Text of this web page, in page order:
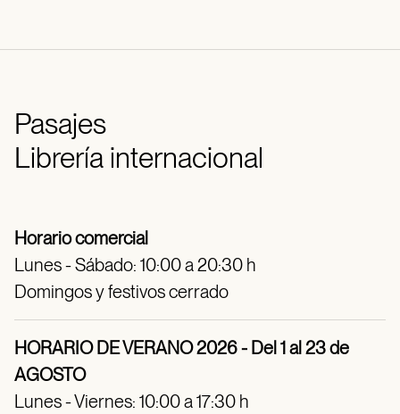
Pasajes
Librería internacional
Horario comercial
Lunes - Sábado: 10:00 a 20:30 h
Domingos y festivos cerrado
HORARIO DE VERANO 2026 - Del 1 al 23 de
AGOSTO
Lunes - Viernes: 10:00 a 17:30 h